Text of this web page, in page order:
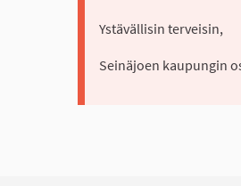
Ystävällisin terveisin,
Seinäjoen kaupungin